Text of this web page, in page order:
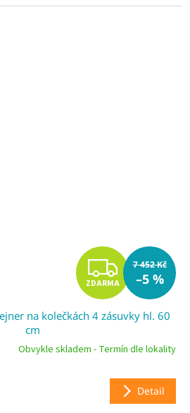
Z
D
A
R
M
ZDARMA
7 452 Kč
–5 %
na kolečkách 4 zásuvky hl. 60
cm
Obvykle skladem - Termín dle lokality
Detail